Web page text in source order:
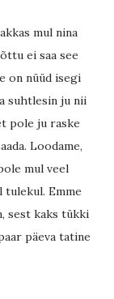
mul nina
ei saa see
on nüüd isegi
suhtlesin ju nii
pole ju raske
Loodame,
mul veel
tulekul. Emme
sest kaks tükki
päeva tatine